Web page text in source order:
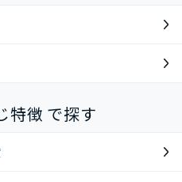
特徴 で探す